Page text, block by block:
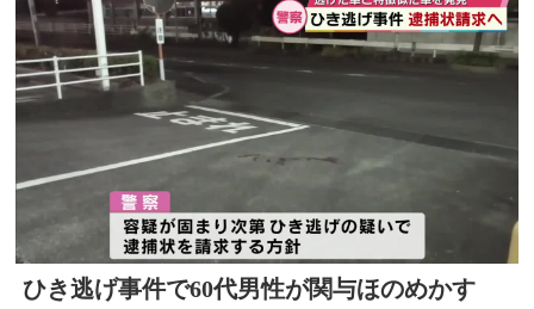
ひき逃げ事件で60代男性が関与ほのめかす